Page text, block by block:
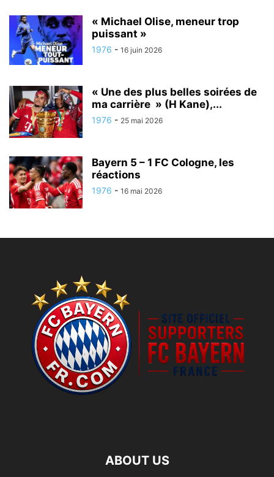
« Michael Olise, meneur trop
puissant »
1976 - 16 juin 2026
« Une des plus belles soirées de
ma carrière » (H Kane),...
1976 - 25 mai 2026
Bayern 5 – 1 FC Cologne, les
réactions
1976 - 16 mai 2026
ABOUT US